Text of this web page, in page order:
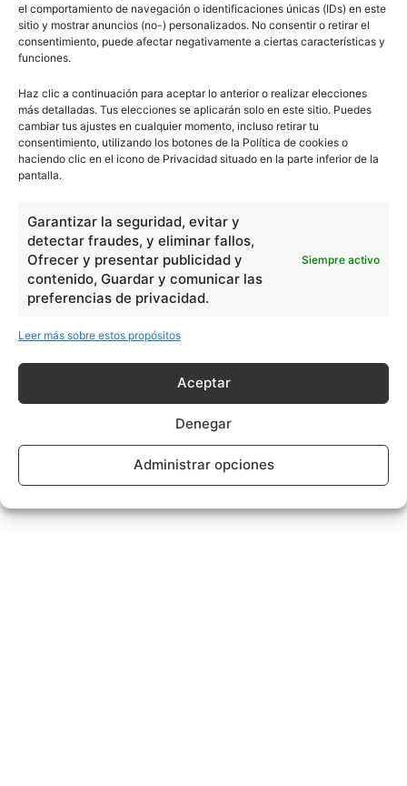
el comportamiento de navegación o identificaciones únicas (IDs) en este
sitio y mostrar anuncios (no-) personalizados. No consentir o retirar el
consentimiento, puede afectar negativamente a ciertas características y
funciones.
Haz clic a continuación para aceptar lo anterior o realizar elecciones
más detalladas. Tus elecciones se aplicarán solo en este sitio. Puedes
cambiar tus ajustes en cualquier momento, incluso retirar tu
consentimiento, utilizando los botones de la Política de cookies o
haciendo clic en el icono de Privacidad situado en la parte inferior de la
pantalla.
Garantizar la seguridad, evitar y
detectar fraudes, y eliminar fallos,
Ofrecer y presentar publicidad y
contenido, Guardar y comunicar las
preferencias de privacidad.
Siempre activo
Leer más sobre estos propósitos
Aceptar
Denegar
Administrar opciones